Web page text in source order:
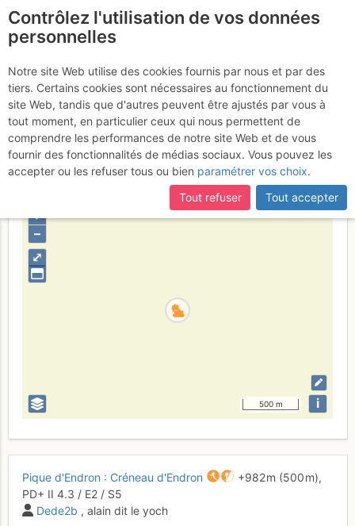
Pique d'Endron :
Créneau d'Endron
Samedi 18 mars
2017
Haute Ariège - Andorre
⤢
+
–
500 m i
Pique d'Endron : Créneau d'Endron +982 m (500 m),
PD+ II 4.3 / E2 / S5
Dede2b , alain dit le yoch
Contrôlez l'utilisation de vos données
personnelles
Notre site Web utilise des cookies fournis par nous et par des
tiers. Certains cookies sont nécessaires au fonctionnement du
site Web, tandis que d'autres peuvent être ajustés par vous à
tout moment, en particulier ceux qui nous permettent de
comprendre les performances de notre site Web et de vous
fournir des fonctionnalités de médias sociaux. Vous pouvez les
accepter ou les refuser tous ou bien paramétrer vos choix.
Tout refuser
Tout accepter